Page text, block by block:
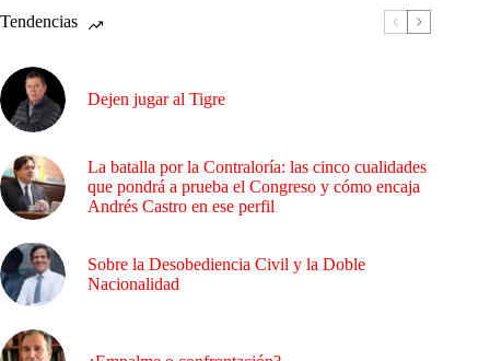
Tendencias
Dejen jugar al Tigre
La batalla por la Contraloría: las cinco cualidades
que pondrá a prueba el Congreso y cómo encaja
Andrés Castro en ese perfil
Sobre la Desobediencia Civil y la Doble
Nacionalidad